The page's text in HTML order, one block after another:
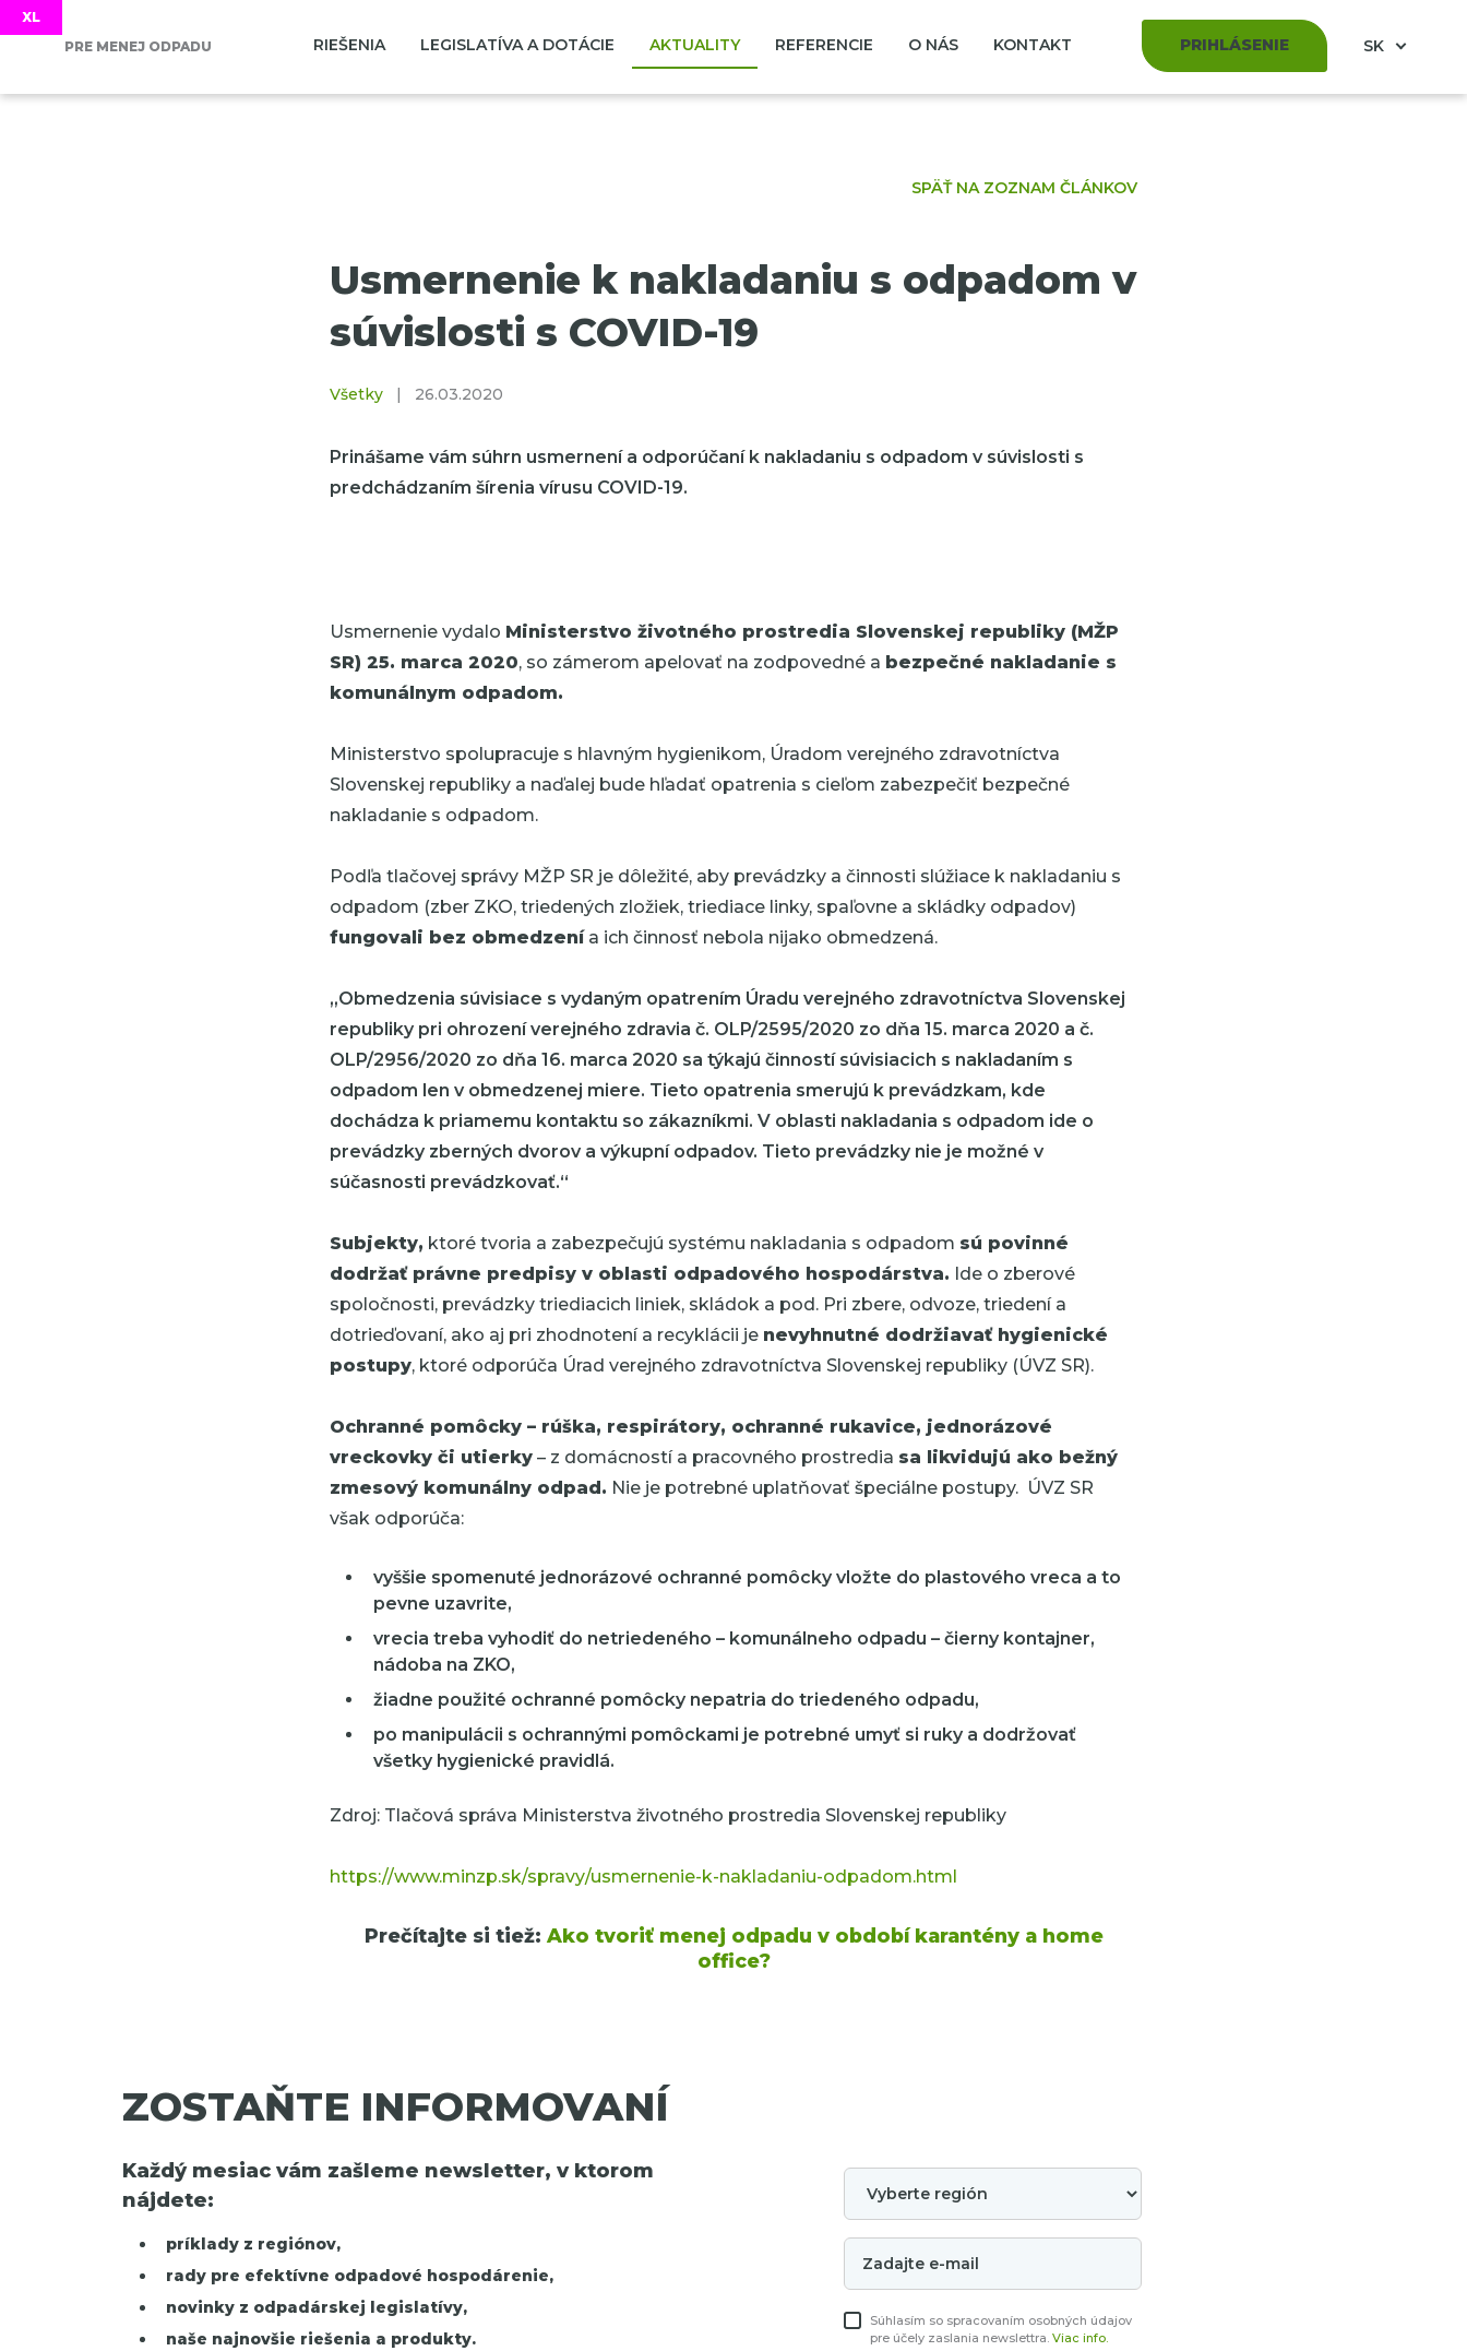
PRE MENEJ ODPADU RIEŠENIA LEGISLATÍVA A DOTÁCIE AKTUALITY REFERENCIE O NÁS KONTAKT PRIHLÁSENIE SK
SPÄŤ NA ZOZNAM ČLÁNKOV
Usmernenie k nakladaniu s odpadom v
súvislosti s COVID-19
Všetky 26.03.2020
Prinášame vám súhrn usmernení a odporúčaní k nakladaniu s odpadom v súvislosti s
predchádzaním šírenia vírusu COVID-19.
Usmernenie vydalo Ministerstvo životného prostredia Slovenskej republiky (MŽP
SR) 25. marca 2020, so zámerom apelovať na zodpovedné a bezpečné nakladanie s
komunálnym odpadom.
Ministerstvo spolupracuje s hlavným hygienikom, Úradom verejného zdravotníctva
Slovenskej republiky a naďalej bude hľadať opatrenia s cieľom zabezpečiť bezpečné
nakladanie s odpadom.
Podľa tlačovej správy MŽP SR je dôležité, aby prevádzky a činnosti slúžiace k nakladaniu s
odpadom (zber ZKO, triedených zložiek, triediace linky, spaľovne a skládky odpadov)
fungovali bez obmedzenía ich činnosť nebola nijako obmedzená.
,,Obmedzenia súvisiace s vydaným opatrením Úradu verejného zdravotníctva Slovenskej
republiky pri ohrození verejného zdravia č. OLP/2595/2020 zo dňa 15. marca 2020 a č.
OLP/2956/2020 zo dňa 16. marca 2020 sa týkajú činností súvisiacich s nakladaním s
odpadom len v obmedzenej miere. Tieto opatrenia smerujú k prevádzkam, kde
dochádza k priamemu kontaktu so zákazníkmi. V oblasti nakladania s odpadom ide o
prevádzky zberných dvorov a výkupní odpadov. Tieto prevádzky nie je možné v
súčasnosti prevádzkovať.“
Subjekty, ktoré tvoria a zabezpečujú systému nakladania s odpadom sú povinné
dodržať právne predpisy v oblasti odpadového hospodárstva. Ide o zberové
spoločnosti, prevádzky triediacich liniek, skládok a pod. Pri zbere, odvoze, triedení a
dotrieďovaní, ako aj pri zhodnotení a recyklácii je nevyhnutné dodržiavať hygienické
postupy, ktoré odporúča Úrad verejného zdravotníctva Slovenskej republiky (ÚVZ SR).
Ochranné pomôcky – rúška, respirátory, ochranné rukavice, jednorázové
vreckovky či utierky – z domácností a pracovného prostredia sa likvidujú ako bežný
zmesový komunálny odpad. Nie je potrebné uplatňovať špeciálne postupy. ÚVZ SR
však odporúča:
vyššie spomenuté jednorázové ochranné pomôcky vložte do plastového vreca a to
pevne uzavrite,
vrecia treba vyhodiť do netriedeného – komunálneho odpadu – čierny kontajner,
nádoba na ZKO,
žiadne použité ochranné pomôcky nepatria do triedeného odpadu,
po manipulácii s ochrannými pomôckami je potrebné umyť si ruky a dodržovať
všetky hygienické pravidlá.
Zdroj: Tlačová správa Ministerstva životného prostredia Slovenskej republiky
https://www.minzp.sk/spravy/usmernenie-k-nakladaniu-odpadom.html
Prečítajte si tiež: Ako tvoriť menej odpadu v období karantény a home
office?
ZOSTAŇTE INFORMOVANÍ
Každý mesiac vám zašleme newsletter, v ktorom
nájdete:
príklady z regiónov,
rady pre efektívne odpadové hospodárenie,
novinky z odpadárskej legislatívy,
naše najnovšie riešenia a produkty.
Súhlasím so spracovaním osobných údajov
pre účely zaslania newslettra. Viac info.